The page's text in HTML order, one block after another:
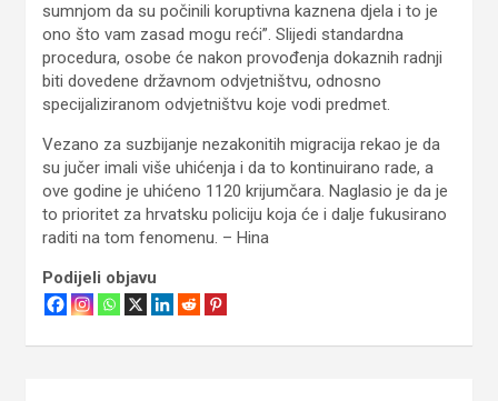
sumnjom da su počinili koruptivna kaznena djela i to je
ono što vam zasad mogu reći”. Slijedi standardna
procedura, osobe će nakon provođenja dokaznih radnji
biti dovedene državnom odvjetništvu, odnosno
specijaliziranom odvjetništvu koje vodi predmet.
Vezano za suzbijanje nezakonitih migracija rekao je da
su jučer imali više uhićenja i da to kontinuirano rade, a
ove godine je uhićeno 1120 krijumčara. Naglasio je da je
to prioritet za hrvatsku policiju koja će i dalje fukusirano
raditi na tom fenomenu. – Hina
Podijeli objavu